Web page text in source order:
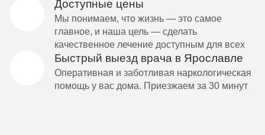
Доступные цены
Мы понимаем, что жизнь — это самое
главное, и наша цель — сделать
качественное лечение доступным для всех
Быстрый выезд врача в Ярославле
Оперативная и заботливая наркологическая
помощь у вас дома. Приезжаем за 30 минут